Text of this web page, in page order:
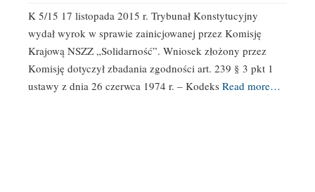
K 5/15 17 listopada 2015 r. Trybunał Konstytucyjny
wydał wyrok w sprawie zainicjowanej przez Komisję
Krajową NSZZ „Solidarność”. Wniosek złożony przez
Komisję dotyczył zbadania zgodności art. 239 § 3 pkt 1
ustawy z dnia 26 czerwca 1974 r. – Kodeks Read more…